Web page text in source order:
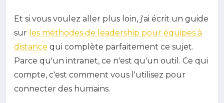
Et si vous voulez aller plus loin, j'ai écrit un guide
sur les méthodes de leadership pour équipes à
distance qui complète parfaitement ce sujet.
Parce qu'un intranet, ce n'est qu'un outil. Ce qui
compte, c'est comment vous l'utilisez pour
connecter des humains.